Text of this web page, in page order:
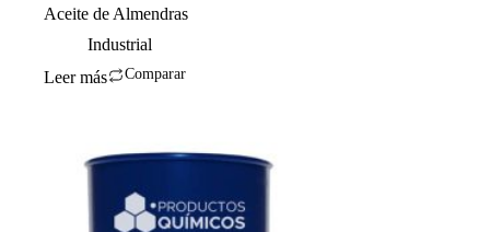
Aceite de Almendras
Industrial
Leer más
Comparar